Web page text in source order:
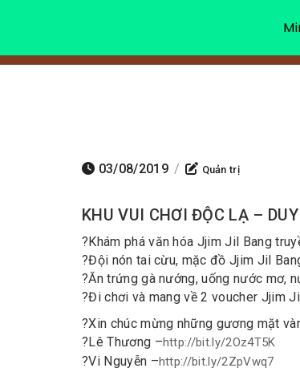
03/08/2019 / Quản trị
KHU VUI CHƠI ĐỘC LẠ –
?Khám phá văn hóa Jjim Jil Bang
?Đội nón tai cừu, mặc đồ Jjim Jil
?Ăn trứng gà nướng, uống nước mơ,
?Đi chơi và mang về 2 voucher Jjim
?Xin chúc mừng những gương mặt
?Lê Thương –http://bit.ly/2Oz4T5K
?Vi Nguyễn –http://bit.ly/2ZpVwq7